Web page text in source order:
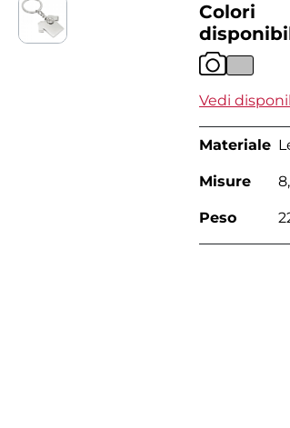
Colori
Vedi
Materiale
Misure
Peso